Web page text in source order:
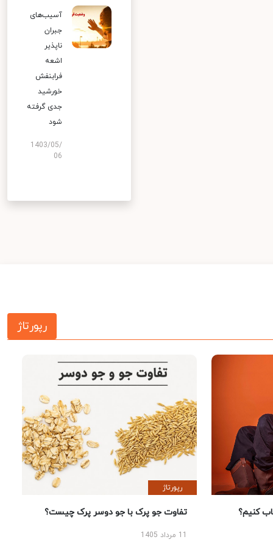
آسیب‌های
جبران
ناپذیر
اشعه
فرابنفش
خورشید
جدی گرفته
شود
1403/05/
06
رپورتاژ
کنیم؟
رپورتاژ
تفاوت جو پرک با جو دوسر پرک چیست؟